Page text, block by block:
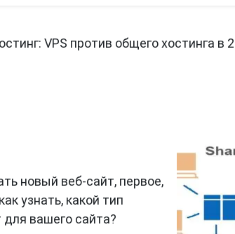
VPS против общего хостинга в
новый веб-сайт, первое,
узнать, какой тип
для вашего сайта?